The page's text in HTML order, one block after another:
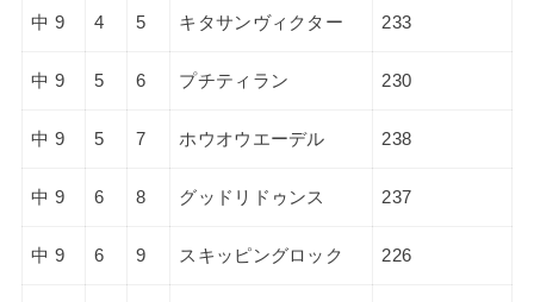
中 9 4 5 キタサンヴィクター 233
中 9 5 6 プチティラン 230
中 9 5 7 ホウオウエーデル 238
中 9 6 8 グッドリドゥンス 237
中 9 6 9 スキッピングロック 226